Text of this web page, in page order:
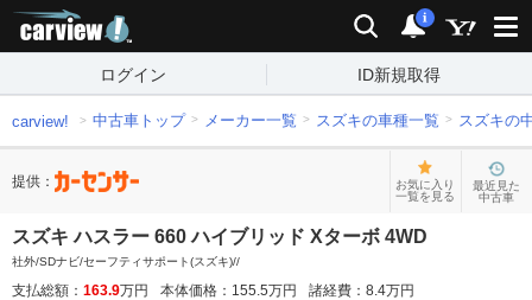
検索 通知
i
ログイン ID新規取得
carview! 中古車トップ メーカー一覧 スズキの車種一覧 スズキの
提供：
お気に入り
一覧を見る
最近見た
中古車
スズキ ハスラー 660 ハイブリッド Xターボ 4WD
社外/SDナビ/セーフティサポート(スズキ)//
支払総額： 163.9万円 本体価格： 155.5万円 諸経費： 8.4万円